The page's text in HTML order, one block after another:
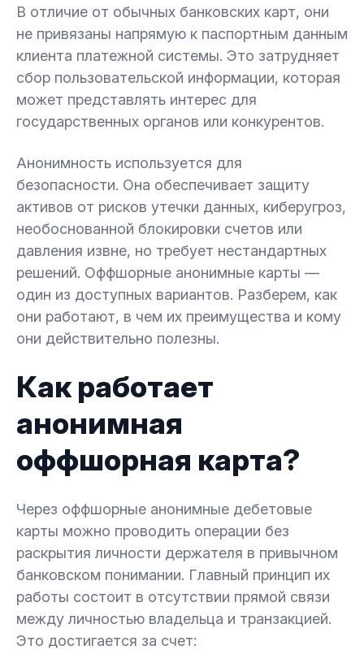
В отличие от обычных банковских карт, они
не привязаны напрямую к паспортным данным
клиента платежной системы. Это затрудняет
сбор пользовательской информации, которая
может представлять интерес для
государственных органов или конкурентов.
Анонимность используется для
безопасности. Она обеспечивает защиту
активов от рисков утечки данных, киберугроз,
необоснованной блокировки счетов или
давления извне, но требует нестандартных
решений. Оффшорные анонимные карты —
один из доступных вариантов. Разберем, как
они работают, в чем их преимущества и кому
они действительно полезны.
Как работает
анонимная
оффшорная карта?
Через оффшорные анонимные дебетовые
карты можно проводить операции без
раскрытия личности держателя в привычном
банковском понимании. Главный принцип их
работы состоит в отсутствии прямой связи
между личностью владельца и транзакцией.
Это достигается за счет: